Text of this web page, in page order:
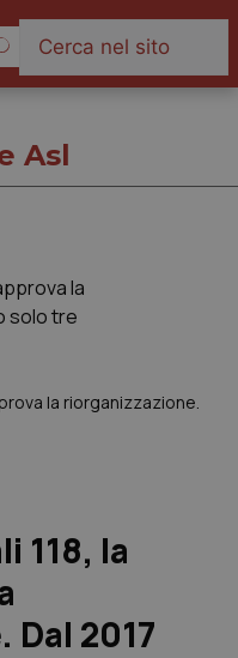
Asl
la riorganizzazione.
118, la
Dal 2017